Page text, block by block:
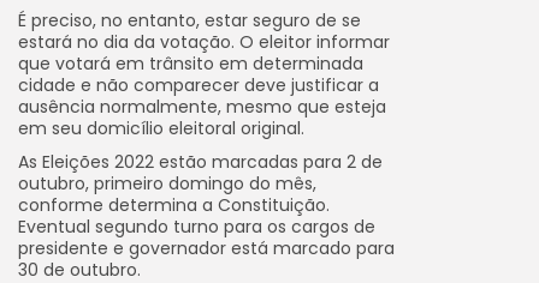
É preciso, no entanto, estar seguro de se
estará no dia da votação. O eleitor informar
que votará em trânsito em determinada
cidade e não comparecer deve justificar a
ausência normalmente, mesmo que esteja
em seu domicílio eleitoral original.
As Eleições 2022 estão marcadas para 2 de
outubro, primeiro domingo do mês,
conforme determina a Constituição.
Eventual segundo turno para os cargos de
presidente e governador está marcado para
30 de outubro.